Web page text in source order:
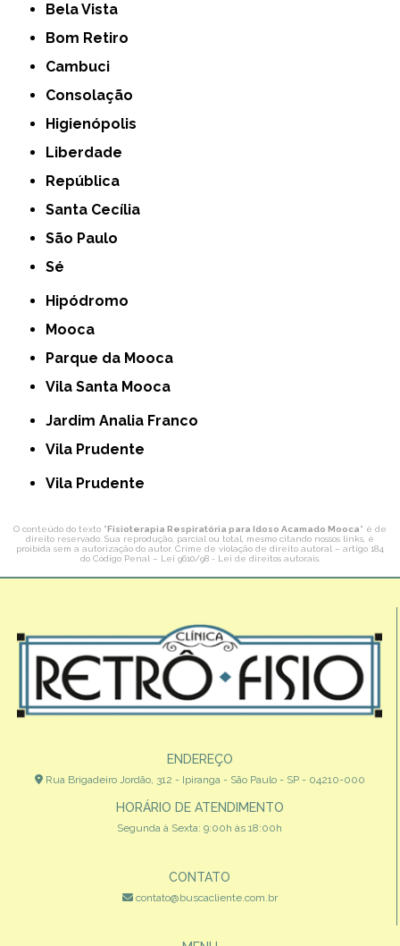
Bela Vista
Bom Retiro
Cambuci
Consolação
Higienópolis
Liberdade
República
Santa Cecília
São Paulo
Sé
Hipódromo
Mooca
Parque da Mooca
Vila Santa Mooca
Jardim Analia Franco
Vila Prudente
Vila Prudente
O conteúdo do texto "Fisioterapia Respiratória para Idoso Acamado Mooca" é de
direito reservado. Sua reprodução, parcial ou total, mesmo citando nossos links, é
proibida sem a autorização do autor. Crime de violação de direito autoral – artigo 184
do Código Penal – Lei 9610/98 - Lei de direitos autorais.
ENDEREÇO
Rua Brigadeiro Jordão, 312 - Ipiranga - São Paulo - SP - 04210-000
HORÁRIO DE ATENDIMENTO
Segunda à Sexta: 9:00h às 18:00h
CONTATO
contato@buscacliente.com.br